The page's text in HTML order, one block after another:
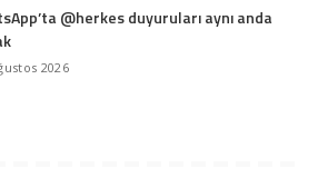
@herkes duyuruları aynı anda
2026